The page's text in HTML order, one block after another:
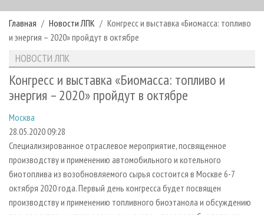
РУБРИКИ И ТЕМЫ
РУБРИКИ ЖУРНАЛА
ЛЕСОЗАГОТОВКА
ЛЕСОПИЛЕНИЕ
СУШКА ДРЕВЕСИНЫ
ПРОИЗВОДСТВО ДРЕВЕСНЫХ ПЛИТ
ДЕРЕВЯННОЕ ДОМОСТРОЕНИЕ
ПРОИЗВОДСТВО МЕБЕЛИ
БИОЭНЕРГЕТИКА
НОВОСТИ
НОВОСТИ ЛПК
НОВОСТИ ЖУРНАЛА
ПРОЕКТЫ ЛПИ
АНАЛИТИКА
ПРЕДПРИЯТИЯ ЛПК
ПЕРСОНЫ
МОБИЛЬНЫЕ ВЫСТАВКИ
ОФИЦИАЛЬНЫЕ ДЕЛЕГАЦИИ
ПРИОРИТЕТНЫЕ ИНВЕСТПРОЕКТЫ
RUSSIAN FORESTRY REVIEW
АРХИВ ЖУРНАЛОВ
О ЖУРНАЛЕ
КОНТАКТЫ
РЕКЛАМОДАТЕЛЯМ
РЕКЛАМА
РЕКЛАМА НА САЙТЕ
Главная Новости ЛПК
Конгресс и выставка «Биомасса: топливо
и энергия – 2020» пройдут в октябре
НОВОСТИ ЛПК
Конгресс и выставка «Биомасса: топливо и
энергия – 2020» пройдут в октябре
Москва
28.05.2020 09:28
Специализированное отраслевое мероприятие, посвященное
производству и применению автомобильного и котельного
биотоплива из возобновляемого сырья состоится в Москве 6-7
октября 2020 года. Первый день конгресса будет посвящен
производству и применению топливного биоэтанола и обсуждению